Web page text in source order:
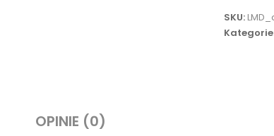
SKU:
OPINIE (0)